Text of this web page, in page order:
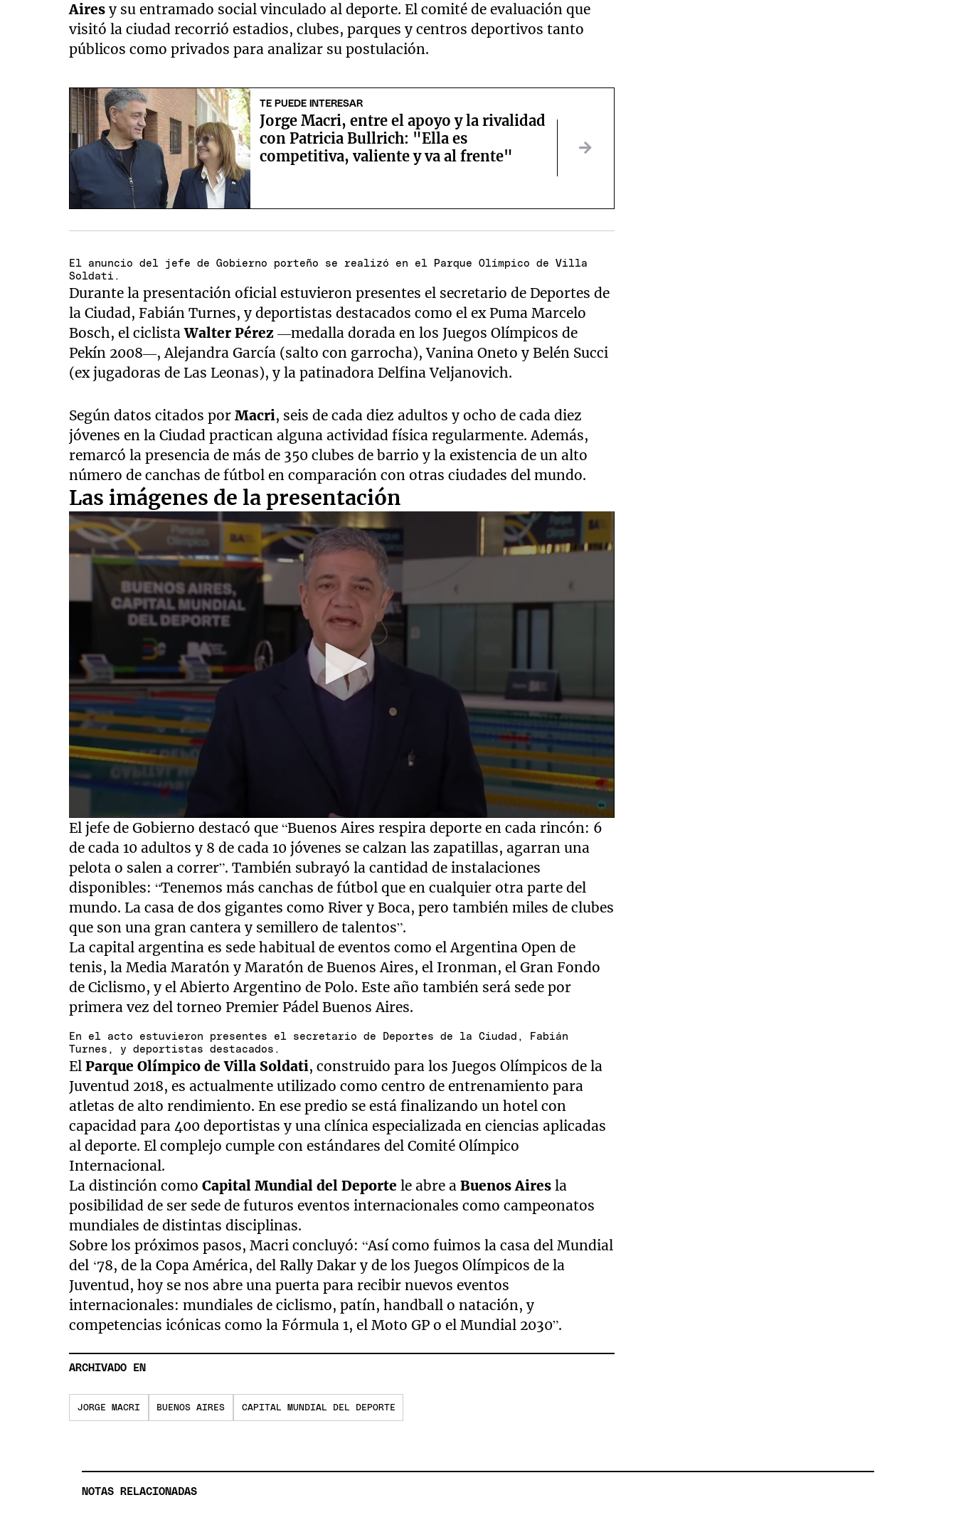
Airesy su entramado social vinculado al deporte. El comité de evaluación que
visitó la ciudad recorrió estadios, clubes, parques y centros deportivos tanto
públicos como privados para analizar su postulación.
TE PUEDE INTERESAR
Jorge Macri, entre el apoyo y la rivalidad
con Patricia Bullrich: "Ella es
competitiva, valiente y va al frente"
El anuncio del jefe de Gobierno porteño se realizó en el Parque Olímpico de Villa
Soldati.
Durante la presentación oficial estuvieron presentes el secretario de Deportes de
la Ciudad, Fabián Turnes, y deportistas destacados como el ex Puma Marcelo
Bosch, el ciclistaWalter Pérez —medalla dorada en los Juegos Olímpicos de
Pekín 2008—, Alejandra García (salto con garrocha), Vanina Oneto y Belén Succi
(ex jugadoras de Las Leonas), y la patinadora Delfina Veljanovich.
Según datos citados porMacri, seis de cada diez adultos y ocho de cada diez
jóvenes en la Ciudad practican alguna actividad física regularmente. Además,
remarcó la presencia de más de 350 clubes de barrio y la existencia de un alto
número de canchas de fútbol en comparación con otras ciudades del mundo.
Las imágenes de la presentación
0
seconds
of
1
minute,
7
secondsVolume
90%
El jefe de Gobierno destacó que “Buenos Aires respira deporte en cada rincón: 6
de cada 10 adultos y 8 de cada 10 jóvenes se calzan las zapatillas, agarran una
pelota o salen a correr”. También subrayó la cantidad de instalaciones
disponibles: “Tenemos más canchas de fútbol que en cualquier otra parte del
mundo. La casa de dos gigantes como River y Boca, pero también miles de clubes
que son una gran cantera y semillero de talentos”.
La capital argentina es sede habitual de eventos como el Argentina Open de
tenis, la Media Maratón y Maratón de Buenos Aires, el Ironman, el Gran Fondo
de Ciclismo, y el Abierto Argentino de Polo. Este año también será sede por
primera vez del torneo Premier Pádel Buenos Aires.
En el acto estuvieron presentes el secretario de Deportes de la Ciudad, Fabián
Turnes, y deportistas destacados.
ElParque Olímpico de Villa Soldati, construido para los Juegos Olímpicos de la
Juventud 2018, es actualmente utilizado como centro de entrenamiento para
atletas de alto rendimiento. En ese predio se está finalizando un hotel con
capacidad para 400 deportistas y una clínica especializada en ciencias aplicadas
al deporte. El complejo cumple con estándares del Comité Olímpico
Internacional.
La distinción comoCapital Mundial del Deporte le abre aBuenos Aires la
posibilidad de ser sede de futuros eventos internacionales como campeonatos
mundiales de distintas disciplinas.
Sobre los próximos pasos, Macri concluyó: “Así como fuimos la casa del Mundial
del ‘78, de la Copa América, del Rally Dakar y de los Juegos Olímpicos de la
Juventud, hoy se nos abre una puerta para recibir nuevos eventos
internacionales: mundiales de ciclismo, patín, handball o natación, y
competencias icónicas como la Fórmula 1, el Moto GP o el Mundial 2030”.
ARCHIVADO EN
JORGE MACRI BUENOS AIRES CAPITAL MUNDIAL DEL DEPORTE
NOTAS RELACIONADAS